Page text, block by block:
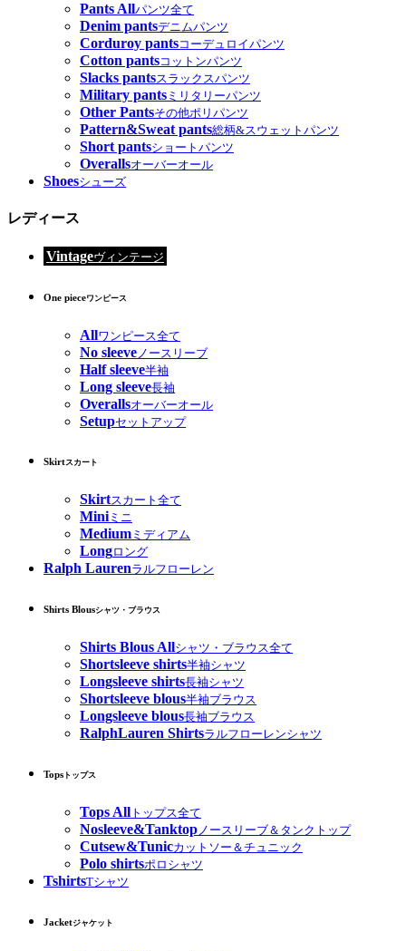
Pants Allパンツ全て
Denim pantsデニムパンツ
Corduroy pantsコーデュロイパンツ
Cotton pantsコットンパンツ
Slacks pantsスラックスパンツ
Military pants ミリタリーパンツ
Other Pantsその他ポリパンツ
Pattern&Sweat pants総柄&スウェットパンツ
Short pantsショートパンツ
Overallsオーバーオール
Shoesシューズ
レディース
Vintageヴィンテージ
One pieceワンピース
Allワンピース全て
No sleeve ノースリーブ
Half sleeve半袖
Long sleeve長袖
Overallsオーバーオール
Setupセットアップ
Skirtスカート
Skirtスカート全て
Miniミニ
Medium ミディアム
Longロング
Ralph Laurenラルフローレン
Shirts Blousシャツ・ブラウス
Shirts Blous Allシャツ・ブラウス全て
Shortsleeve shirts半袖シャツ
Longsleeve shirts長袖シャツ
Shortsleeve blous半袖ブラウス
Longsleeve blous長袖ブラウス
RalphLauren Shirtsラルフローレンシャツ
Tops トップス
Tops All トップス全て
Nosleeve&Tanktopノースリーブ＆タンクトップ
Cutsew&Tunicカットソー＆チュニック
Polo shirtsポロシャツ
TshirtsTシャツ
Jacketジャケット